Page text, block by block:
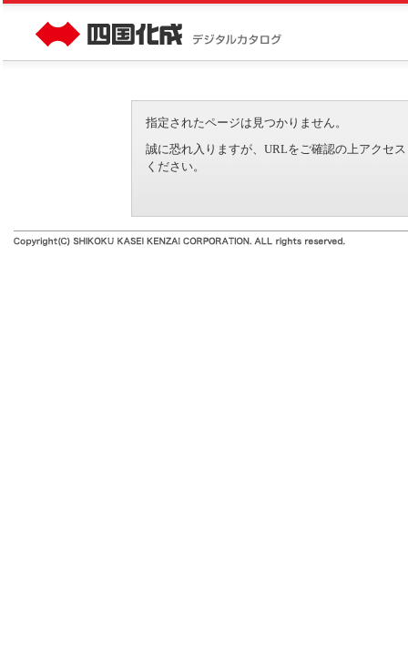
指定されたページは見つかりません。
誠に恐れ入りますが、URLをご確認の上アクセ
ください。